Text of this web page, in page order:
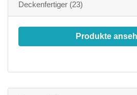
Deckenfertiger (23)
Produkte